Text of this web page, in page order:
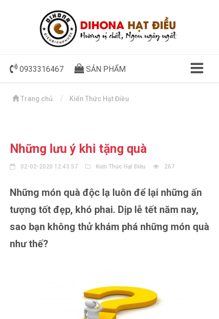
0933316467 SẢN PHẨM
Trang chủ Kiến Thức Hạt Điều
Những lưu ý khi tặng quà
02-02-2020 12:43:57 Kiến Thức Hạt Điều 267
Những món quà độc lạ luôn để lại những ấn
tượng tốt đẹp, khó phai. Dịp lễ tết năm nay,
sao bạn không thử khám phá những món quà
như thế?